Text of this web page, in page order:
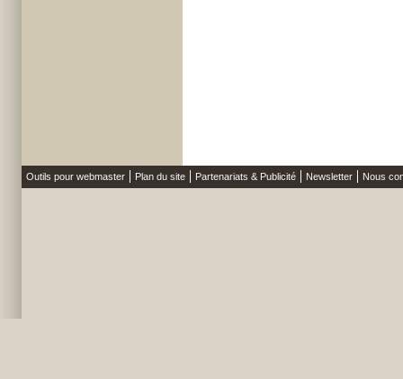
Outils pour webmaster Plan du site Partenariats & Publicité Newsletter Nous